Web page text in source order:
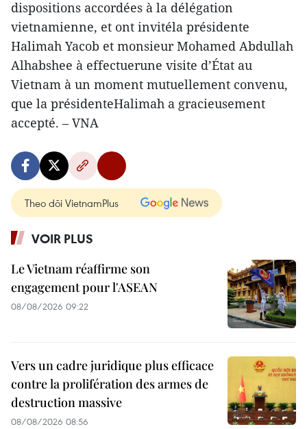
dispositions accordées à la délégation
vietnamienne, et ont invitéla présidente
Halimah Yacob et monsieur Mohamed Abdullah
Alhabshee à effectuerune visite d’État au
Vietnam à un moment mutuellement convenu,
que la présidenteHalimah a gracieusement
accepté. – VNA
Theo dõi VietnamPlus
VOIR PLUS
Le Vietnam réaffirme son
engagement pour l'ASEAN
08/08/2026 09:22
Vers un cadre juridique plus efficace
contre la prolifération des armes de
destruction massive
08/08/2026 08:56